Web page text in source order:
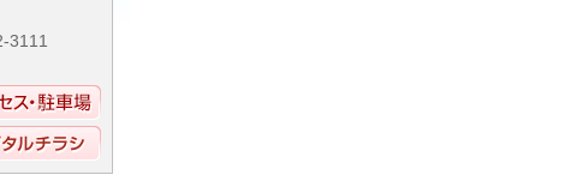
3111